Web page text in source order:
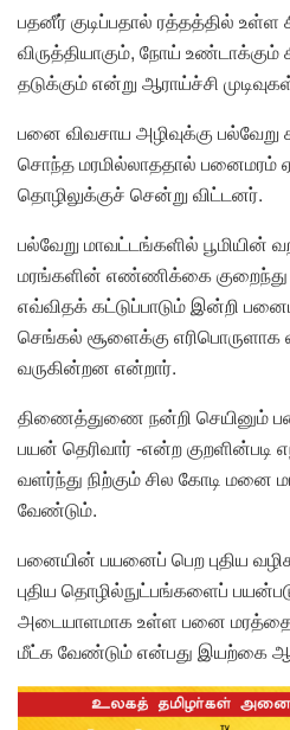
பதனீர் குடிப்பதால் ரத்தத்தில் உள்ள
விருத்தியாகும், நோய்
தடுக்கும் என்று ஆராய்ச்சி
பனை விவசாய அழிவுக்கு
சொந்த மரமில்லாததால் பனைமரம்
தொழிலுக்குச் சென்று விட்டனர்.
பல்வேறு மாவட்டங்களில் பூமியின்
மரங்களின் எண்ணிக்கை குறைந்து
எவ்விதக் கட்டுப்பாடும் இன்றி
செங்கல் சூளைக்கு எரிபொருளாக
வருகின்றன என்றார்.
திணைத்துணை நன்றி
பயன் தெரிவார் -என்ற குறளின்படி
வளர்ந்து நிற்கும் சில கோடி மனை
வேண்டும்.
பனையின் பயனைப் பெற புதிய
புதிய தொழில்நுட்பங்களைப்
அடையாளமாக உள்ள பனை மரத்தை
மீட்க வேண்டும் என்பது இயற்கை